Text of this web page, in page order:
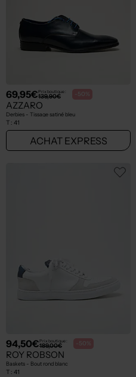
69,95€Prix boutique :
139,90€ -50%
AZZARO
Derbies - Tissage satiné bleu
T : 41
ACHAT EXPRESS
94,50€Prix boutique :
189,00€ -50%
ROY ROBSON
Baskets - Bout rond blanc
T : 41